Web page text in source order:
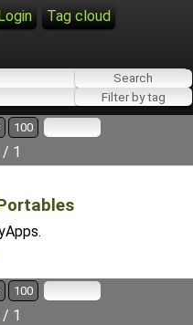
Tag cloud
100
1
100
1